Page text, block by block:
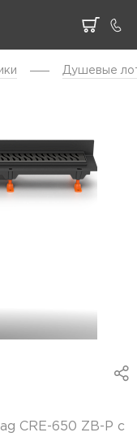
Душевые
CRE-650 ZB-P с